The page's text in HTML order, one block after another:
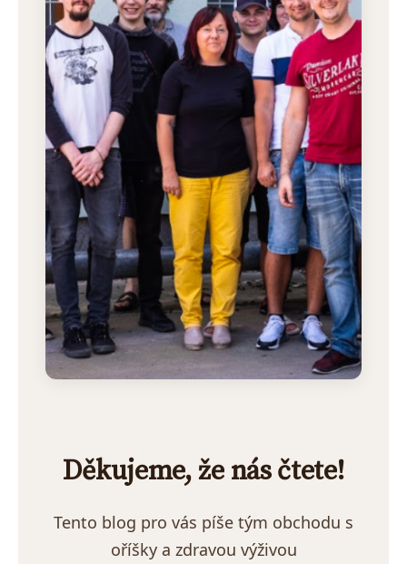
Děkujeme, že nás čtete!
Tento blog pro vás píše tým obchodu s
oříšky a zdravou výživou